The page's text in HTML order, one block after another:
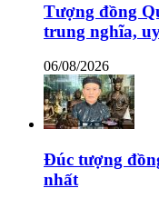
Tượng đồng
trung nghĩa,
06/08/2026
Đúc tượng
nhất